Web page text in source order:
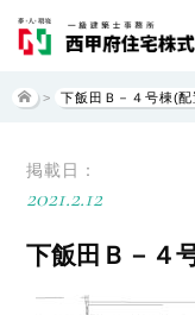
> 下飯田Ｂ－４号棟(配
掲載日：
2021.2.12
下飯田Ｂ－４